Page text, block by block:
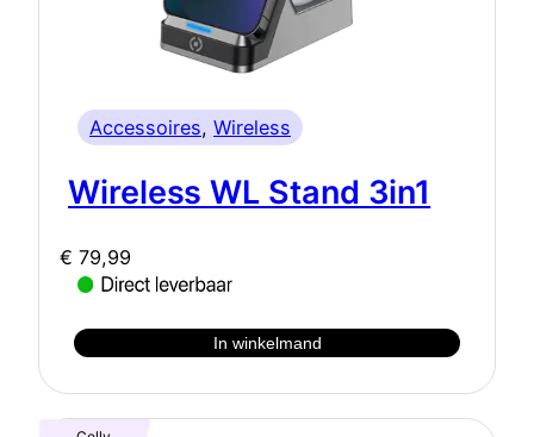
Accessoires, Wireless
Wireless WL Stand 3in1
€ 79,99
In winkelmand